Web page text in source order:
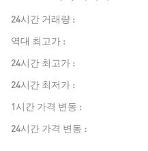
24시간 거래량
역대 최고가
24시간 최고가
24시간 최저가
1시간 가격 변동
24시간 가격 변동